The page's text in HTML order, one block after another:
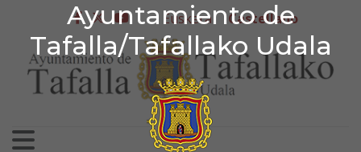
Ayuntamiento de
Tafalla/Tafallako Udala
Ir al contenido
Ayuntamiento de
facebook
twitter
youtube
Euskera Castellano